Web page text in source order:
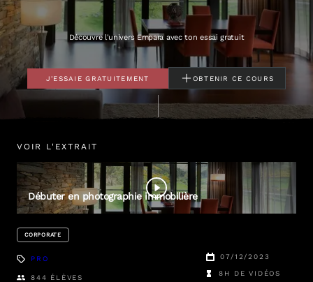
Découvre l'univers Empara avec ton essai gratuit
J'ESSAIE GRATUITEMENT OBTENIR CE COURS
VOIR L'EXTRAIT
Antonio Gaudencio
Débuter en photographie immobilière
CORPORATE
PRO
844 ÉLÈVES
07/12/2023
8H DE VIDÉOS